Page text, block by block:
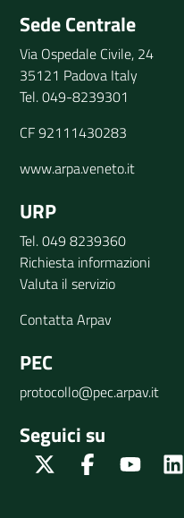
Sede Centrale
Via Ospedale Civile, 24
35121 Padova Italy
Tel. 049-8239301
CF 92111430283
www.arpa.veneto.it
URP
Tel. 049 8239360
Richiesta informazioni
Valuta il servizio
Contatta Arpav
PEC
protocollo@pec.arpav.it
Seguici su
Twitter FacebookYoutube